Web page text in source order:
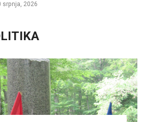
srpnja, 2026